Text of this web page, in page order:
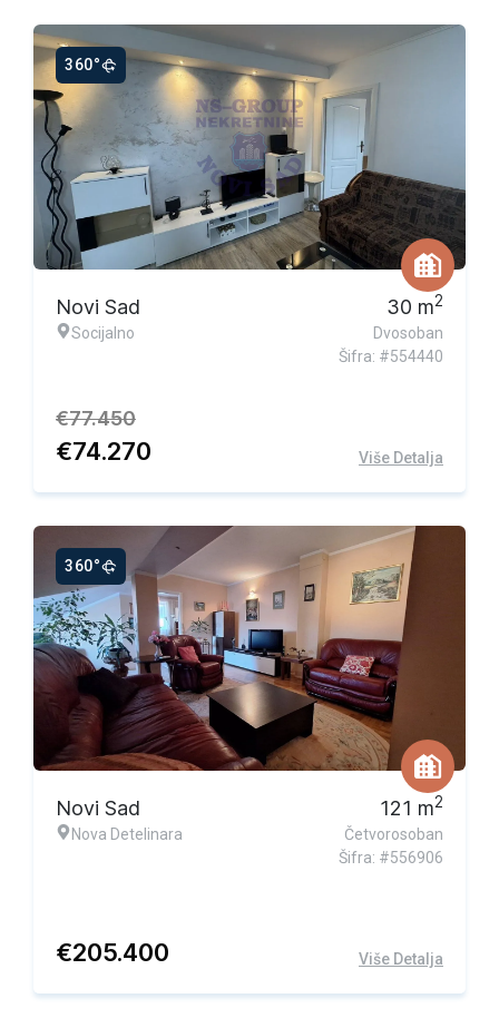
360°
Ekskluzivna ponuda
Novi Sad
Socijalno
30 m2
Dvosoban
Šifra: #554440
€77.450
€74.270 Više Detalja
360°
Ekskluzivna ponuda
Novi Sad
Nova Detelinara
121 m2
Četvorosoban
Šifra: #556906
€205.400 Više Detalja